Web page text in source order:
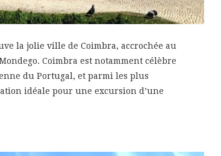
la jolie ville de Coimbra, accrochée au
Coimbra est notamment célèbre
du Portugal, et parmi les plus
idéale pour une excursion d’une